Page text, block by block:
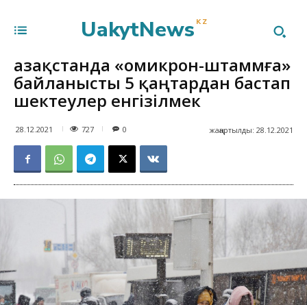
UakytNews KZ
Қазақстанда «омикрон-штаммға»
байланысты 5 қаңтардан бастап
шектеулер енгізілмек
28.12.2021 727 жаңартылды: 28.12.2021
0